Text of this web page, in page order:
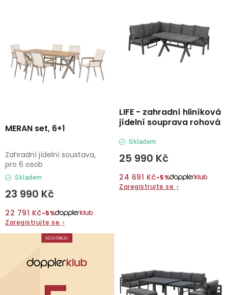
Gastro produkty
Klub výhod
Naše katalogy
Kontakty
d
u
t
ů
MERAN set, 6+1
Skladem
23 990 Kč
22 791 Kč−5%
Zaregistrujte se ›
Zahradní jídelní soustava,
pro 6 osob
LIFE - zahradní hliníková
jídelní souprava rohová
Skladem
25 990 Kč
24 691 Kč−5%
Zaregistrujte se ›